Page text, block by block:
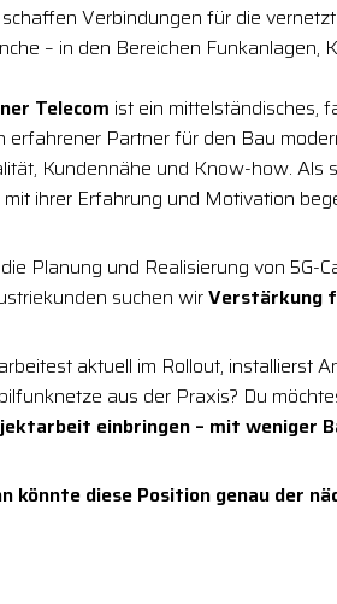
Verbindungen für die
– in den Bereichen
Telecom ist ein mittelständisches,
erfahrener Partner für den Bau
Kundennähe und Know-how.
mit ihrer Erfahrung und Motivation
Planung und Realisierung von
suchen wirVerstärkung
aktuell im Rollout, installierst
aus der Praxis? Du
einbringen – mit weniger
könnte diese Position genau der